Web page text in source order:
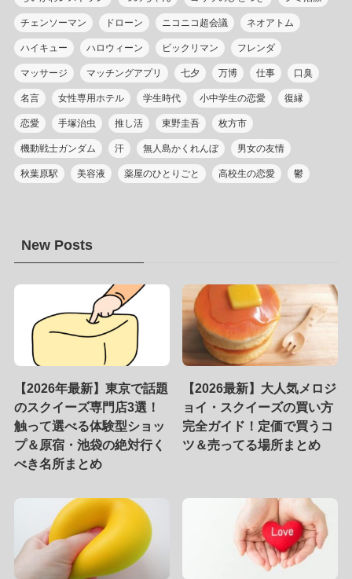
チェンソーマン ドローン ニコニコ超会議 ネオアトム
ハイキュー ハロウィーン ビックリマン フレンダ
マッサージ マッチングアプリ 七夕 万博 仕事 口臭
名言 女性専用ホテル 学生時代 小中学生の恋愛 復縁
恋愛 手塚治虫 推し活 東野圭吾 枚方市
機動戦士ガンダム 汗 無人島かくれんぼ 男女の友情
秋葉原駅 美容液 薬屋のひとりごと 高校生の恋愛 鬱
New Posts
【2026年最新】東京で話題
のスクイーズ専門店3選！
触って選べる体験型ショッ
プ＆原宿・池袋の絶対行く
べき名所まとめ
【2026最新】大人気メロジ
ョイ・スクイーズの買い方
完全ガイド！定価で買うコ
ツ＆売ってる場所まとめ